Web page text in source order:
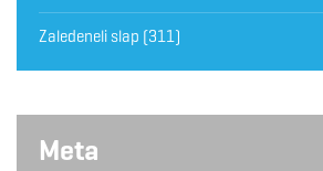
Zaledeneli slap (311)
Meta